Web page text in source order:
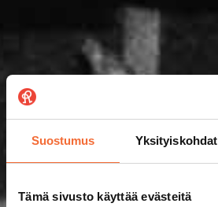
Suostumus Yksityiskohdat
Tämä sivusto käyttää evästeitä